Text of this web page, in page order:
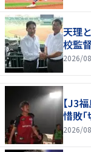
天理
校監
2026/
【J3
惜敗「
2026/